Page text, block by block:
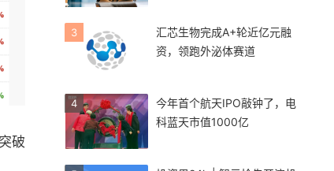
破
3
汇芯生物完成A+轮近亿元融
资，领跑外泌体赛道
4
今年首个航天IPO敲钟了，电
科蓝天市值1000亿